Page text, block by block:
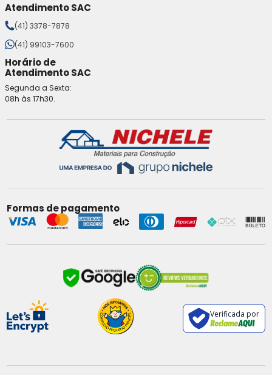
Atendimento SAC
(41) 3378-7878
(41) 99103-7600
Horário de
Atendimento SAC
Segunda a Sexta:
08h às 17h30.
Formas de pagamento
Verificada por